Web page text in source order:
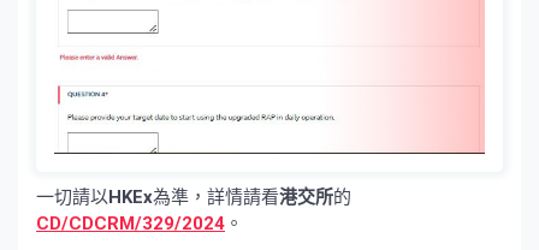
一切請以HKEx為準，詳情請看港交所的
CD/CDCRM/329/2024 。